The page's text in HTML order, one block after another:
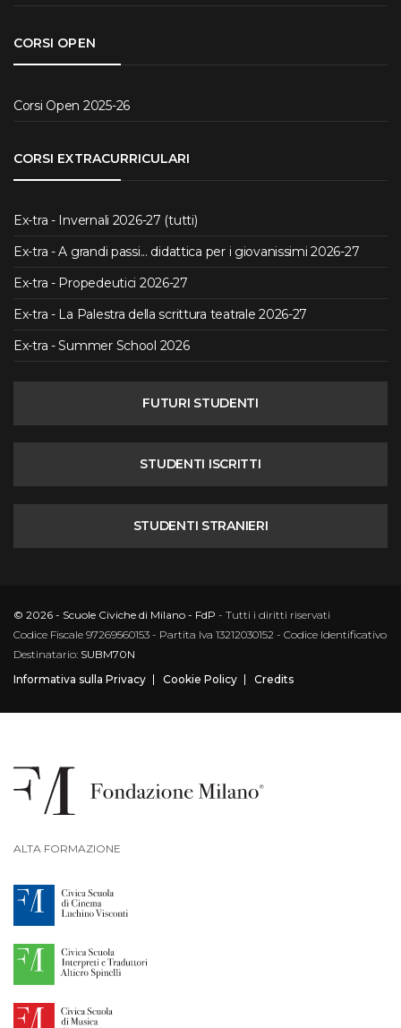
CORSI OPEN
Corsi Open 2025-26
CORSI EXTRACURRICULARI
Ex-tra - Invernali 2026-27 (tutti)
Ex-tra - A grandi passi... didattica per i giovanissimi 2026-27
Ex-tra - Propedeutici 2026-27
Ex-tra - La Palestra della scrittura teatrale 2026-27
Ex-tra - Summer School 2026
FUTURI STUDENTI
STUDENTI ISCRITTI
STUDENTI STRANIERI
© 2026 - Scuole Civiche di Milano - FdP - Tutti i diritti riservati
Codice Fiscale 97269560153 - Partita Iva 13212030152 - Codice Identificativo
Destinatario: SUBM70N
Informativa sulla Privacy
Cookie Policy Credits
ALTA FORMAZIONE